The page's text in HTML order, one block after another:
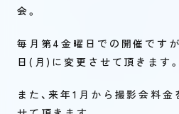
会。
毎月第4金曜日での開催です
日(月)に変更させて頂きます。
また、来年1月から撮影会料